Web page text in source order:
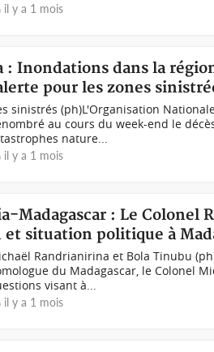
il y a 1 mois
: Inondations dans la
pour les zones
sinistrés (ph)L'Organisation
au cours du week-end le
nature...
il y a 1 mois
Madagascar : Le
situation politique à
Randrianirina et Bola Tinubu
du Madagascar, le Colonel
visant à...
il y a 1 mois